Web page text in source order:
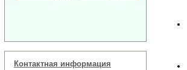
Контактная информация